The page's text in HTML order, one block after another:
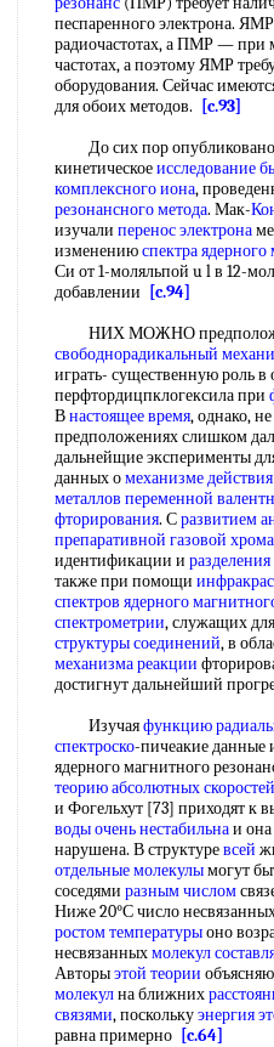
песпаренного электрона.
радиочастотах, а ПМР — при
частотах, а поэтому ЯМР
оборудования. Сейчас
для обоих методов.
[c.93]
До сих пор опубликовано
кинетическоеисследование
комплексного иона,
резонансного метода. Мак-
изучали перенос электрона
изменениюспектра
Си от 1-моляльпой u l в 12-
добавлении
[c.94]
НИХ МОЖНО
свободнорадикальный
играть- существенную роль в
перфтордицпклогексила при
Внастоящее время, однако,
предположениях слишком
дальнейщие эксперименты
данных омеханизме действия
металлов переменной
фторирования. Сразвитием
препаративной газовой
идентификации и
также при помощи
спектров ядерного
спектрометрии, служащих для
структуры соединений, в
механизма реакции
достигнут дальнейший
Изучаяфункцию
спектроско-пичеакие данные
ядерного магнитного
теорию абсолютных
и Фогельхут [73] приходят к
водыочень нестабильнаи
нарушена. В структуревсей
отдельные молекулымогут
соседями разным числом
Ниже 20°С число
ростом температурыоно
несвязанныхмолекул
Авторыэтой теории
молекулна ближних
связями, посколькуэнергия
равна примерно [c.64]